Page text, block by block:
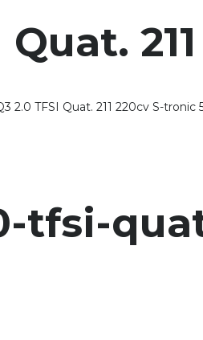
Quat.
2.0 TFSI Quat. 211 220cv S-tronic
tfsi-